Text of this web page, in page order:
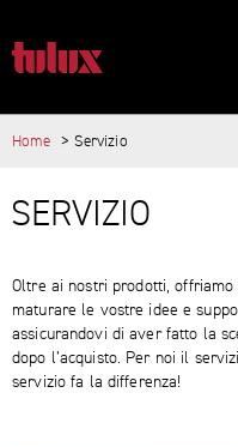
IMPORTANT PAGES
Main Navigation
Content
Sitemap
Meta Navigation
Home Servizio
MAIN CONTENT
SERVIZIO
Oltre ai nostri prodotti,
maturare le vostre idee e
assicurandovi di aver fatto la
dopo l’acquisto. Per noi il
servizio fa la differenza!